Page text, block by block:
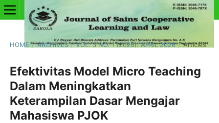
HOME / ARCHIVES / VOL. 3 NO. 1 (2026): APRIL 2026 / Articles
Efektivitas Model Micro Teaching
Dalam Meningkatkan
Keterampilan Dasar Mengajar
Mahasiswa PJOK